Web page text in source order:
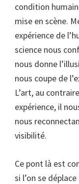
condition
mise en scène.
expérience de
science nous
nous donne
nous coupe de
L’art, au
expérience, il
nous
visibilité.
Ce pont là est
si l’on se